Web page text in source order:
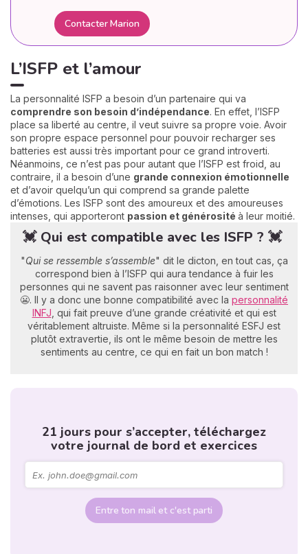
Contacter Marion
L’ISFP et l’amour
La personnalité ISFP a besoin d’un partenaire qui va
comprendre son besoin d’indépendance. En effet, l’ISFP
place sa liberté au centre, il veut suivre sa propre voie. Avoir
son propre espace personnel pour pouvoir recharger ses
batteries est aussi très important pour ce grand introverti.
Néanmoins, ce n’est pas pour autant que l’ISFP est froid, au
contraire, il a besoin d’une grande connexion émotionnelle
et d’avoir quelqu’un qui comprend sa grande palette
d’émotions. Les ISFP sont des amoureux et des amoureuses
intenses, qui apporteront passion et générosité à leur moitié.
💓 Qui est compatible avec les ISFP ? 💓
"Qui se ressemble s’assemble" dit le dicton, en tout cas, ça
correspond bien à l’ISFP qui aura tendance à fuir les
personnes qui ne savent pas raisonner avec leur sentiment
😬. Il y a donc une bonne compatibilité avec la personnalité
INFJ, qui fait preuve d’une grande créativité et qui est
véritablement altruiste. Même si la personnalité ESFJ est
plutôt extravertie, ils ont le même besoin de mettre les
sentiments au centre, ce qui en fait un bon match !
21 jours pour s’accepter, téléchargez
votre journal de bord et exercices
Entre ton mail et c'est parti